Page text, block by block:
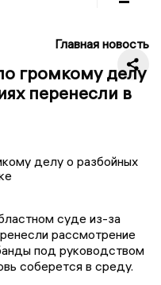
Главная новость
громкому делу
перенесли в
суде из-за
рассмотрение
под руководством
соберется в среду.